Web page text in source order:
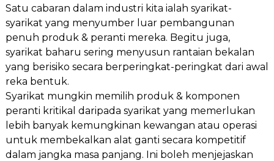
Satu cabaran dalam industri kita ialah syarikat-
syarikat yang menyumber luar pembangunan
penuh produk & peranti mereka. Begitu juga,
syarikat baharu sering menyusun rantaian bekalan
yang berisiko secara berperingkat-peringkat dari awal
reka bentuk.
Syarikat mungkin memilih produk & komponen
peranti kritikal daripada syarikat yang memerlukan
lebih banyak kemungkinan kewangan atau operasi
untuk membekalkan alat ganti secara kompetitif
dalam jangka masa panjang. Ini boleh menjejaskan